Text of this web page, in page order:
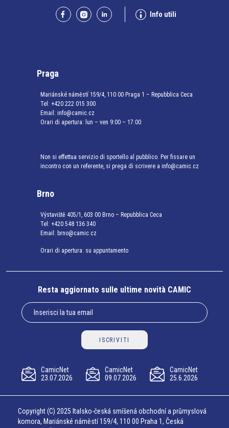
Info utili
Praga
Mariánské náměstí 159/4, 110 00 Praga 1 – Repubblica Ceca
Tel: +420 222 015 300
Email: info@camic.cz
Orari di apertura: lun – ven 9:00 – 17:00
Non si effettua servizio di sportello al pubblico. Per fissare un
incontro con un referente, si prega di scrivere a info@camic.cz
Brno
Výstaviště 405/1, 603 00 Brno – Repubblica Ceca
Tel: +420 548 136 340
Email: brno@camic.cz
Orari di apertura: su appuntamento
Resta aggiornato sulle ultime novità CAMIC
ISCRIVITI
CamicNet
23.07.2026
CamicNet
09.07.2026
CamicNet
25.6.2026
Copyright (C) 2025 Italsko-česká smíšená obchodní a průmyslová
komora, Mariánské náměstí 159/4, 110 00 Praha 1, Česká